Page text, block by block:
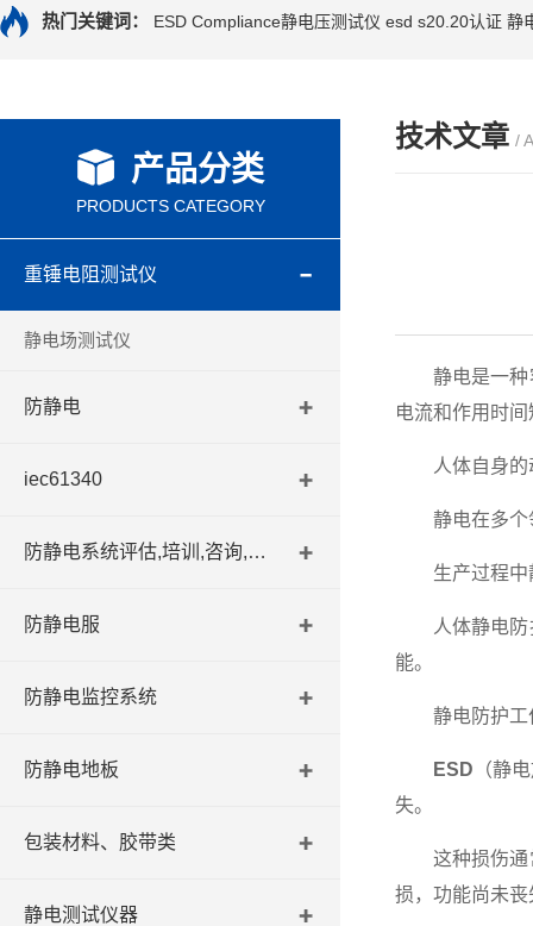
热门关键词： ESD Compliance静电压测试仪 esd s20.20认证 静
产品分类
PRODUCTS CATEGORY
重锤电阻测试仪
静电场测试仪
防静电
iec61340
防静电系统评估,培训,咨询,认证
防静电服
防静电监控系统
防静电地板
包装材料、胶带类
静电测试仪器
技术文章 /
静电是一种客
电流和作用时
人体自身的动
静电在多个领
生产过程中静
人体静电防护
能。
静电防护工作
ESD （静
失。
这种损伤通常
损，功能尚未